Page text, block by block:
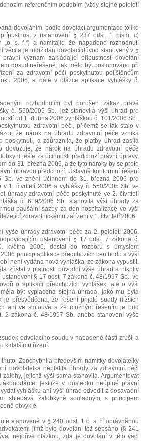
referenčním obdobím (vždy stejné pololetí
dovoláním, podle dovolací argumentace toliko
z ustanovení § 237 odst. 1 písm. c)
s. ř.“) a namítajíc, že napadené rozhodnutí
věci a je tudíž dán dovolací důvod stanovený v §
význam zakládající přípustnost dovolání
dosud neřešené, jak mělo být postupováno při
za zdravotní péči poskytnutou pojištěncům
2006, a dále v otázce aplikace vyhlášky č.
rozhodnutím byl porušen zákaz pravé
č. 550/2005 Sb., jež stanovila výši úhrad pro
od 1. dubna 2006 vyhláškou č. 101/2006 Sb.,
zdravotní péči, přičemž se tak stalo v
že nárok na úhradu zdravotní péče vzniká
poskytnutí, a zdůraznila, že platby úhrad zasílá
dovozuje, že nárok na úhradu zdravotní péče
ještě za účinnosti předchozí právní úpravy,
do 31. března 2006, a že tyto nároky by se proto
úpravou předchozí. Ústavně konformní řešení
Sb. ve znění účinném do 31. března 2006 pro
1. čtvrtletí 2006 a vyhlášky č. 550/2005 Sb. ve
úhrady zdravotní péče poskytnuté ve 2. čtvrtletí
č. 619/2006 Sb. stanovila výši úhrady za
paušální sazby za den hospitalizace ve výši
zdravotnickému zařízení v 1. čtvrtletí 2006.
výše úhrady zdravotní péče za 2. pololetí 2006.
ustanovení § 17 odst. 7 zákona č.
května 2006, dostal do rozporu s úmyslem
princip aplikace předchozích cen bodu a výší
není vydána nová vyhláška, ze zákona vypustil.
zůstat v platnosti původní výše úhrad a nikoliv
§ 17 odst. 7 zákona č. 48/1997 Sb., ve
o aplikaci předchozích vyhlášek, ale o výši
být vyplacena stejná úhrada, jako mu byla
přesvědčena, že řešení přijaté soudy nižších
ani ve smlouvě a že možným řešením je buď
2 zákona č. 48/1997 Sb. anebo stanovení výše
odvolacího soudu v napadené části zrušil a
k dalšímu řízení.
Zpochybnila především námitky dovolatelky
dovolatelka neplatila úhrady za zdravotní péči
jejichž výši sama stanovila. Argumentovat
jestliže v důsledku neúplné právní
vyhlášku ani výši úhrad odvodit z dosavadní
shledává žalobkyně souladným s principem
obvyklé.
stanovené v § 240 odst. 1 o. s. ř. oprávněnou
jímž bylo dovolání též sepsáno (§ 241
nejdříve otázkou, zda je dovolání v této věci